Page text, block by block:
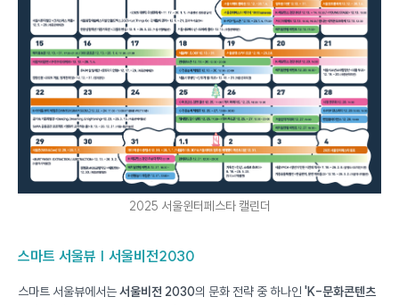
2025 서울윈터페스타 캘린더
스마트 서울뷰 | 서울비전2030
스마트 서울뷰에서는서울비전 2030 의 문화 전략 중 하나인 'K-문화콘텐츠